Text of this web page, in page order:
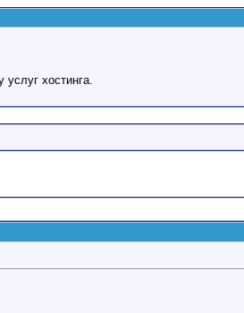
хостинга.